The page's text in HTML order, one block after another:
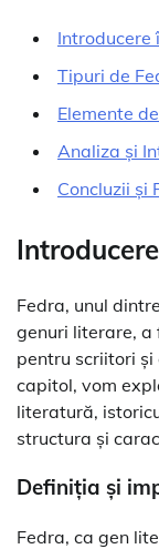
Introducere
Tipuri de
Elemente
Analiza și
Concluzii și
Fedra, unul
genuri literare, a
pentru scriitori
capitol, vom
literatură,
structura și
Definiția și
Fedra, ca gen